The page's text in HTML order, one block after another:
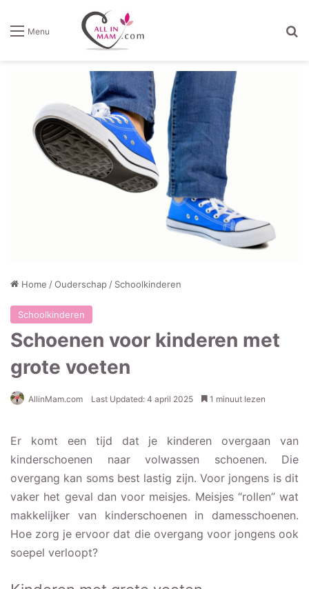
Menu
Home /Ouderschap / Schoolkinderen
Schoolkinderen
Schoenen voor kinderen met
grote voeten
AllinMam.com Last Updated: 4 april 2025 1 minuut lezen
Er komt een tijd dat je kinderen overgaan van
kinderschoenen naar volwassen schoenen. Die
overgang kan soms best lastig zijn. Voor jongens is dit
vaker het geval dan voor meisjes. Meisjes “rollen” wat
makkelijker van kinderschoenen in damesschoenen.
Hoe zorg je ervoor dat die overgang voor jongens ook
soepel verloopt?